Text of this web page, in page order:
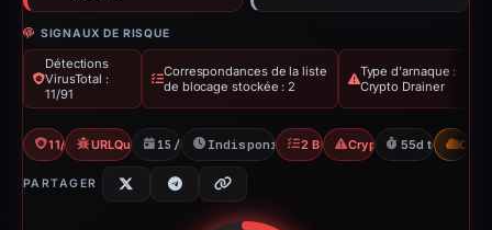
SIGNAUX DE RISQUE
Détections
VirusTotal :
11/91
Correspondances de la liste
de blocage stockée : 2
Type d'arnaque :
Crypto Drainer
11/91 VTURLQuery: 1 detections
15/05/2026Indisponible depuis 07/08/2026
2 BlocklistsCrypto Drainer
55d to CDN
PARTAGER